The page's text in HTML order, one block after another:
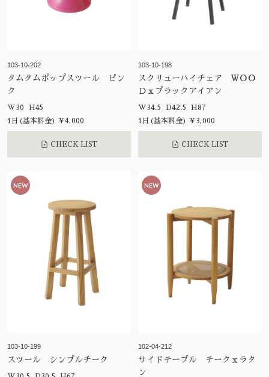
103-10-202
タムタムポップスツール ピン
ク
W30 H45
1日(基本料金) ¥4,000
CHECK LIST
103-10-198
スクリューハイチェア ＷＯＯ
Ｄｘブラックアイアン
W34.5 D42.5 H87
1日(基本料金) ¥3,000
CHECK LIST
NEW
103-10-199
スツール シンプルチーク
NEW
102-04-212
サイドテーブル チークｘラタ
ン